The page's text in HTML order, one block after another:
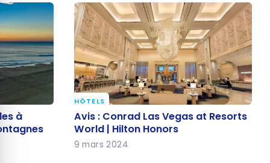
à
à
Avis : Conrad Las Vegas at
Resorts World | Hilton Honors
HÔTELS
Avis : Conrad Las Vegas at Resorts
World | Hilton Honors
9 mars 2024